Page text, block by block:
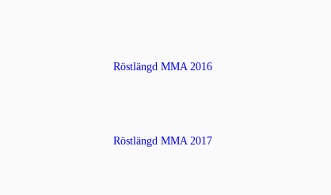
Röstlängd MMA 2016
Röstlängd MMA 2017